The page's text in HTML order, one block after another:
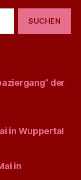
der
in Wuppertal
in